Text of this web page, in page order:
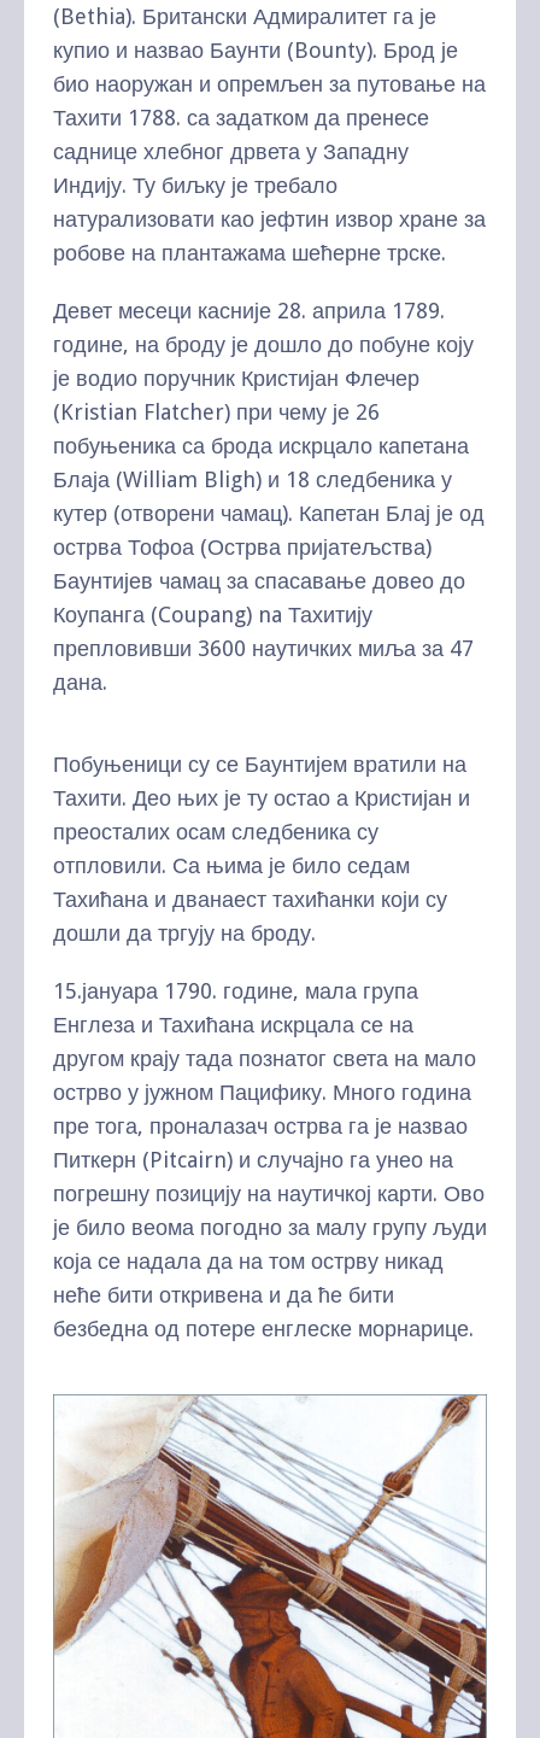
(Bethia). Британски Адмиралитет га је
купио и назвао Баунти (Bounty). Брод је
био наоружан и опремљен за путовање на
Тахити 1788. са задатком да пренесе
саднице хлебног дрвета у Западну
Индију. Ту биљку је требало
натурализовати као јефтин извор хране за
робове на плантажама шећерне трске.
Девет месеци касније 28. априла 1789.
године, на броду је дошло до побуне коју
је водио поручник Кристијан Флечер
(Kristian Flatcher) при чему је 26
побуњеника са брода искрцало капетана
Блаја (William Bligh) и 18 следбеника у
кутер (отворени чамац). Капетан Блај је од
острва Тофоа (Острва пријатељства)
Баунтијев чамац за спасавање довео до
Коупанга (Coupang) na Тахитију
препловивши 3600 наутичких миља за 47
дана.
Побуњеници су се Баунтијем вратили на
Тахити. Део њих је ту остао а Кристијан и
преосталих осам следбеника су
отпловили. Са њима је било седам
Тахићана и дванаест тахићанки који су
дошли да тргују на броду.
15.јануара 1790. године, мала група
Енглеза и Тахићана искрцала се на
другом крају тада познатог света на мало
острво у јужном Пацифику. Много година
пре тога, проналазач острва га је назвао
Питкерн (Pitcairn) и случајно га унео на
погрешну позицију на наутичкој карти. Ово
је било веома погодно за малу групу људи
која се надала да на том острву никад
неће бити откривена и да ће бити
безбедна од потере енглеске морнарице.